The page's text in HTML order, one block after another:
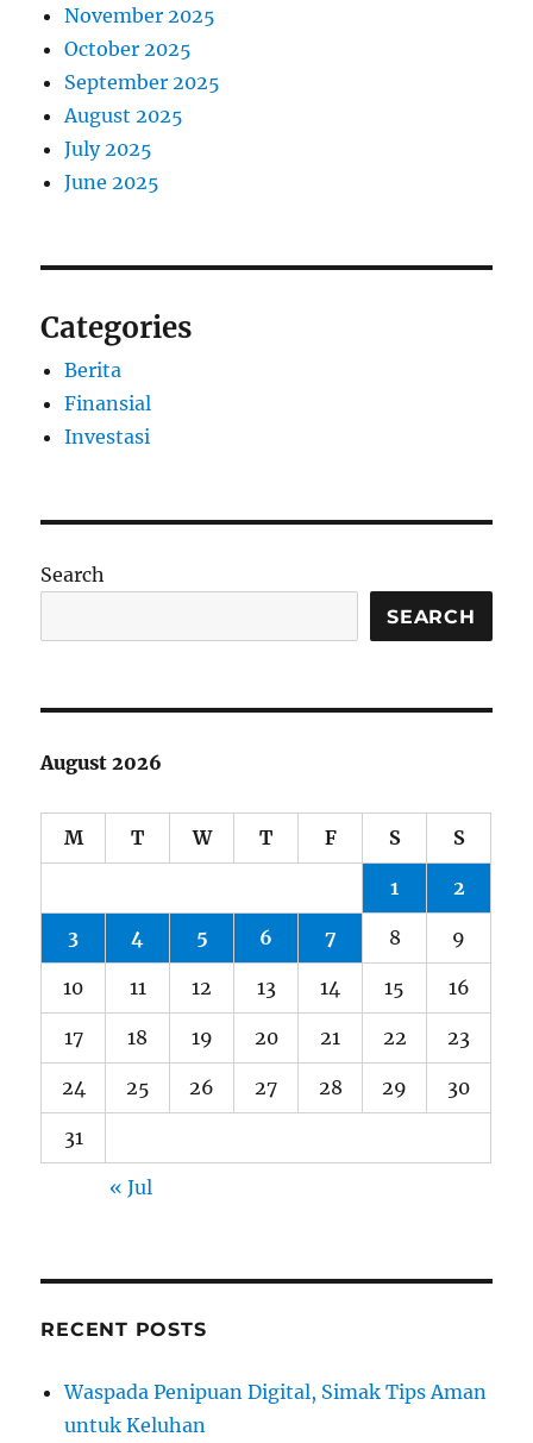
November 2025
October 2025
September 2025
August 2025
July 2025
June 2025
Categories
Berita
Finansial
Investasi
Search
SEARCH
August 2026
M T W T F S S
1 2
3 4 5 6 7 8 9
10 11 12 13 14 15 16
17 18 19 20 21 22 23
24 25 26 27 28 29 30
31
« Jul
RECENT POSTS
Waspada Penipuan Digital, Simak Tips Aman
untuk Keluhan